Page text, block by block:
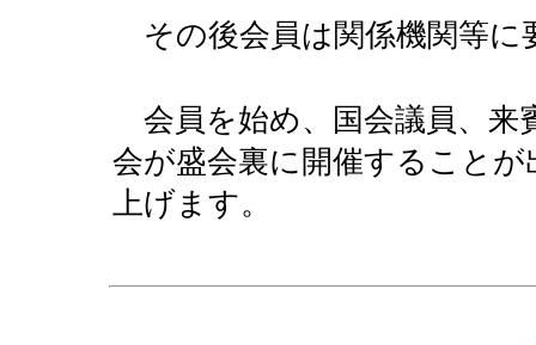
その後会員は関係機関等に
会員を始め、国会議員、来
会が盛会裏に開催すること
上げます。